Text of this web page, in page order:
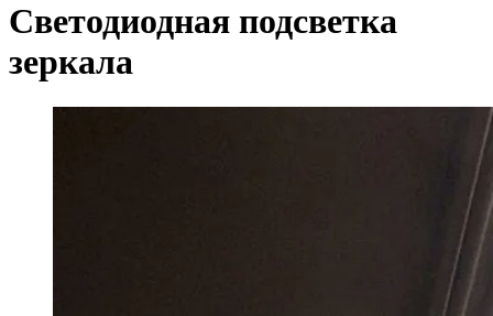
Светодиодная подсветка
зеркала